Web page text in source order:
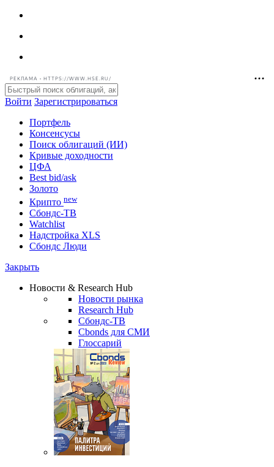
РЕКЛАМА • HTTPS://WWW.HSE.RU/
Войти Зарегистрироваться
Портфель
Консенсусы
Поиск облигаций (ИИ)
Кривые доходности
ЦФА
Best bid/ask
Золото
Крипто new
Watchlist
Сбондс Люди
Новости & Research Hub
Новости рынка
Research Hub
Сбондс-ТВ
Cbonds для СМИ
Глоссарий